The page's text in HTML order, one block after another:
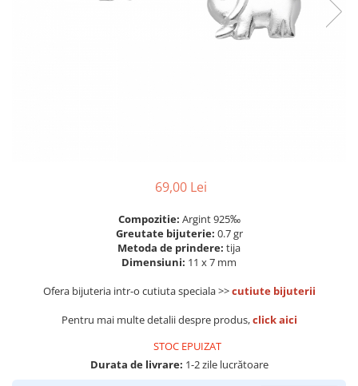
69,00 Lei
Compozitie: Argint 925‰
Greutate bijuterie: 0.7 gr
Metoda de prindere: tija
Dimensiuni: 11 x 7 mm
Ofera bijuteria intr-o cutiuta speciala >>cutiute bijuterii
Pentru mai multe detalii despre produs,click aici
STOC EPUIZAT
Durata de livrare: 1-2 zile lucrătoare